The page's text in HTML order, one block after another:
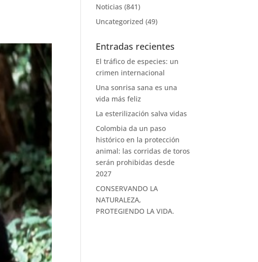
Noticias (841)
Uncategorized (49)
Entradas recientes
El tráfico de especies: un
crimen internacional
Una sonrisa sana es una
vida más feliz
La esterilización salva vidas
Colombia da un paso
histórico en la protección
animal: las corridas de toros
serán prohibidas desde
2027
CONSERVANDO LA
NATURALEZA,
PROTEGIENDO LA VIDA.